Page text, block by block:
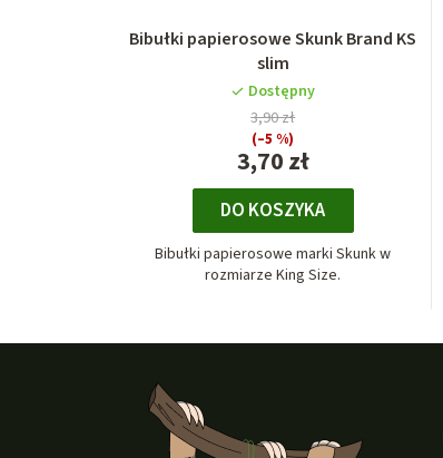
Bibułki papierosowe Skunk Brand KS
slim
Dostępny
3,70 zł
3,90 zł
(–5 %)
DO KOSZYKA
Bibułki papierosowe marki Skunk w
rozmiarze King Size.